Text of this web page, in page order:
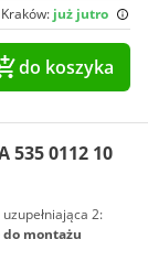
Kraków: już jutro
do koszyka
535 0112 10
2:
montażu